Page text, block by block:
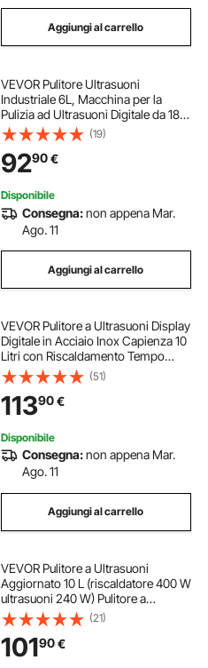
Aggiungi al carrello
VEVOR Pulitore Ultrasuoni
Industriale 6L, Macchina per la
Pulizia ad Ultrasuoni Digitale da 180
W, con Modalità Delicata e
Degasaggio Migliorato, con
Riscaldatore e Timer, per Gioielli
(19)
9290€
Disponibile
Consegna:non appena Mar.
Ago. 11
Aggiungi al carrello
VEVOR Pulitore a Ultrasuoni Display
Digitale in Acciaio Inox Capienza 10
Litri con Riscaldamento Tempo
Temperatura Regolabile, Macchina
Pulitrice a Ultrasuoni per Gioielli
Occhiali Orologi Laboratorio
(51)
11390€
Disponibile
Consegna:non appena Mar.
Ago. 11
Aggiungi al carrello
VEVOR Pulitore a Ultrasuoni
Aggiornato 10 L (riscaldatore 400 W
ultrasuoni 240 W) Pulitore a
Ultrasuoni da Laboratorio Digitale
con Temporizzatore del
Riscaldatore per Pulizia di Parti di
Strumenti
(21)
10190€